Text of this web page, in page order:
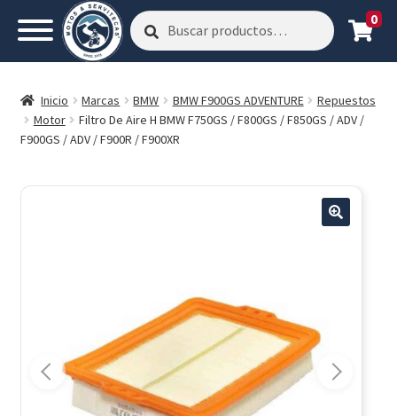
Buscar
por:
Buscar 0
Inicio Marcas BMW BMW F900GS ADVENTURE
Repuestos
Motor
Filtro De Aire H BMW F750GS / F800GS / F850GS / ADV /
F900GS / ADV / F900R / F900XR